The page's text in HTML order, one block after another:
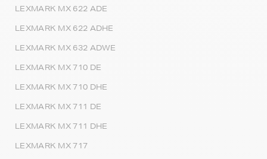
LEXMARK MX 622 ADE
LEXMARK MX 622 ADHE
LEXMARK MX 632 ADWE
LEXMARK MX 710 DE
LEXMARK MX 710 DHE
LEXMARK MX 711 DE
LEXMARK MX 711 DHE
LEXMARK MX 717